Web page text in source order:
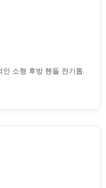
소형 후방 핸들 전기톱.